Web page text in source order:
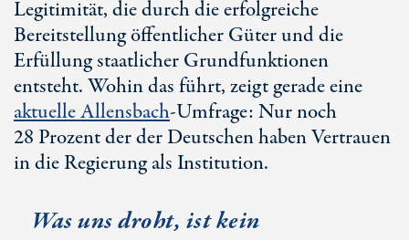
Legitimität, die durch die erfolgreiche
Bereitstellung öffentlicher Güter und die
Erfüllung staatlicher Grundfunktionen
entsteht. Wohin das führt, zeigt gerade eine
aktuelle Allensbach-Umfrage: Nur noch
28 Prozentder der Deutschen haben Vertrauen
in die Regierung als Institution.
Was uns droht, ist kein